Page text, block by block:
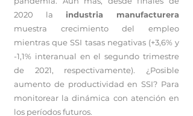
2020 la industria manufacturera
muestra crecimiento del empleo
mientras que SSI tasas negativas (+3,6% y
-1,1% interanual en el segundo trimestre
de 2021, respectivamente). ¿Posible
aumento de productividad en SSI? Para
monitorear la dinámica con atención en
los períodos futuros.